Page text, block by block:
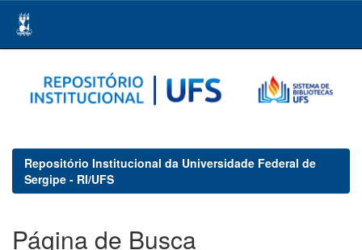
navigation
Repositório Institucional da Universidade Federal de
Sergipe - RI/UFS
Página de Busca